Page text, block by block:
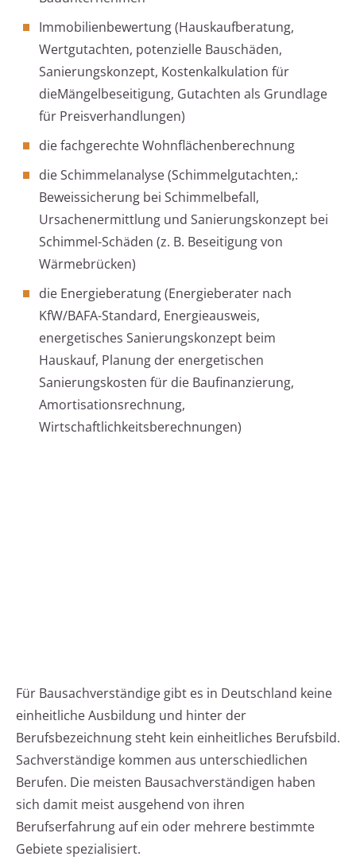
Immobilienbewertung (Hauskaufberatung,
Wertgutachten, potenzielle Bauschäden,
Sanierungskonzept, Kostenkalkulation für
dieMängelbeseitigung, Gutachten als Grundlage
für Preisverhandlungen)
die fachgerechte Wohnflächenberechnung
die Schimmelanalyse (Schimmelgutachten,:
Beweissicherung bei Schimmelbefall,
Ursachenermittlung und Sanierungskonzept bei
Schimmel-Schäden (z. B. Beseitigung von
Wärmebrücken)
die Energieberatung (Energieberater nach
KfW/BAFA-Standard, Energieausweis,
energetisches Sanierungskonzept beim
Hauskauf, Planung der energetischen
Sanierungskosten für die Baufinanzierung,
Amortisationsrechnung,
Wirtschaftlichkeitsberechnungen)
Für Bausachverständige gibt es in Deutschland keine
einheitliche Ausbildung und hinter der
Berufsbezeichnung steht kein einheitliches Berufsbild.
Sachverständige kommen aus unterschiedlichen
Berufen. Die meisten Bausachverständigen haben
sich damit meist ausgehend von ihren
Berufserfahrung auf ein oder mehrere bestimmte
Gebiete spezialisiert.